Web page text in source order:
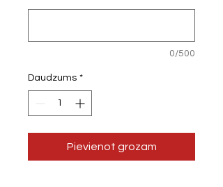
0/500
Daudzums *
Pievienot grozam